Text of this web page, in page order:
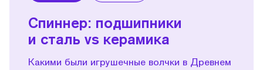
Спиннер: подшипники
и сталь vs керамика
Какими были игрушечные волчки в Древнем